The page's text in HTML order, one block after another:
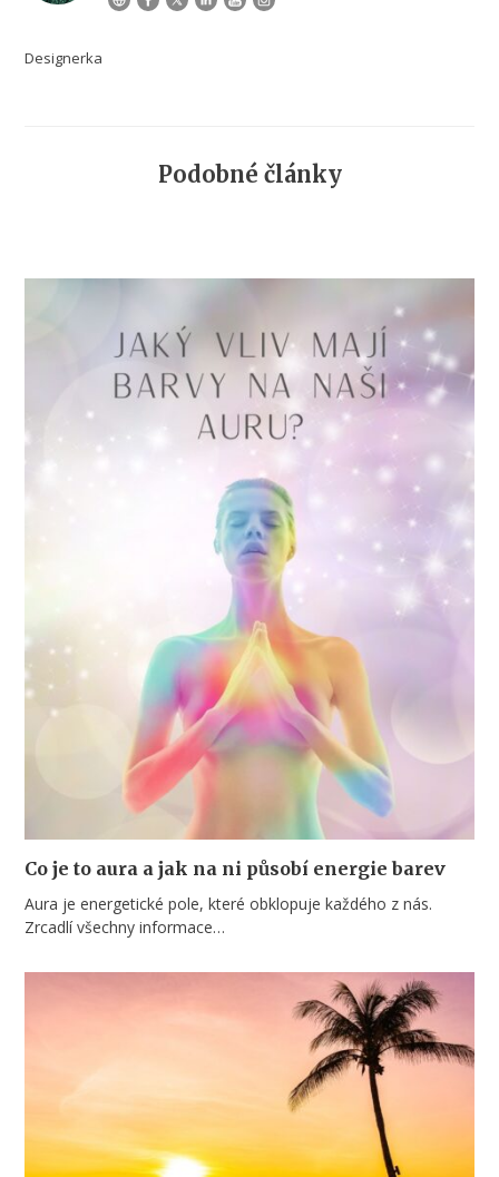
Designerka
Podobné články
Co je to aura a jak na ni působí energie barev
Aura je energetické pole, které obklopuje každého z nás.
Zrcadlí všechny informace…